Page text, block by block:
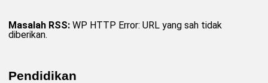
Masalah RSS: WP HTTP Error: URL yang sah tidak
diberikan.
Pendidikan